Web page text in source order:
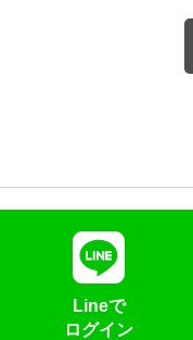
Lineで
ログイン